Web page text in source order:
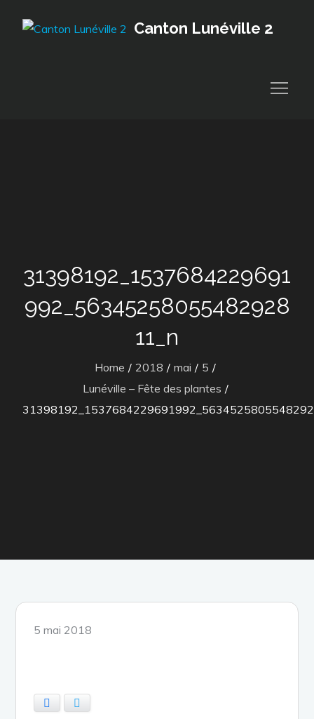
Canton Lunéville 2
31398192_1537684229691
992_56345258055482928
11_n
Home 2018 mai
5
Lunéville – Fête des plantes
Posted
5 mai 2018